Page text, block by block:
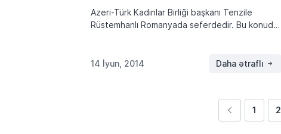
Azeri-Türk Kadınlar Birliği başkanı Tenzile
Rüstemhanlı Romanyada seferdedir. Bu konuda
düzenlediyi Balkan Kadınlarının 7’ci Kurultayı
14 İyun, 2014 Daha ətraflı
1 2